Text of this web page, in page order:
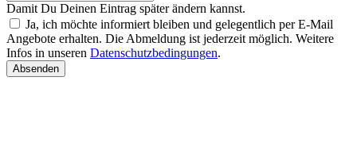
Damit Du Deinen Eintrag später ändern kannst.
Ja, ich möchte informiert bleiben und gelegentlich per E-Mail
Angebote erhalten. Die Abmeldung ist jederzeit möglich. Weitere
Infos in unseren Datenschutzbedingungen.
Absenden